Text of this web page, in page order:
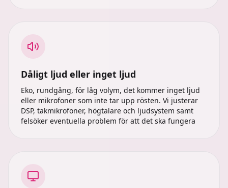
Dåligt ljud eller inget ljud
Eko, rundgång, för låg volym, det kommer inget ljud
eller mikrofoner som inte tar upp rösten. Vi justerar
DSP, takmikrofoner, högtalare och ljudsystem samt
felsöker eventuella problem för att det ska fungera